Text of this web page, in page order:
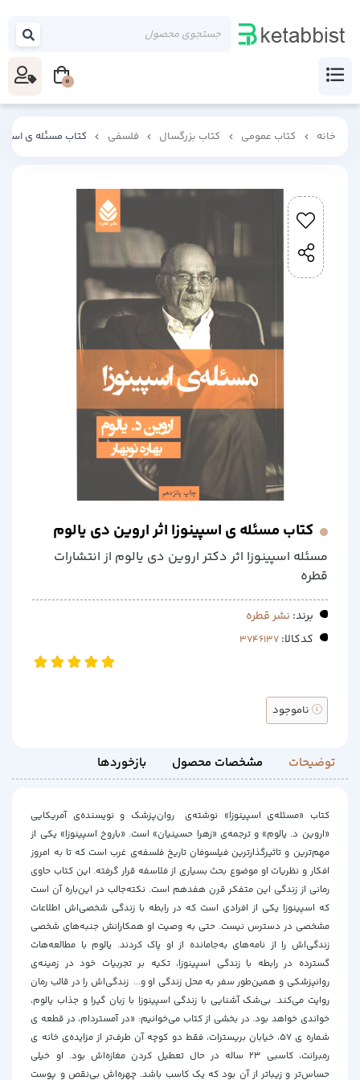
خانه کتاب عمومی کتاب بزرگسال فلسفی کتاب مسئله ی
کتاب مسئله ی اسپینوزا اثر اروین دی یالوم
مسئله اسپینوزا اثر دکتر اروین دی یالوم از انتشارات
قطره
برند: نشر قطره
کدکالا:
ناموجود
توضیحات مشخصات محصول بازخوردها
کتاب «مسئله‌ی اسپینوزا» نوشته‌ی روان‌پزشک و نویسنده‌ی آمریکایی
«اروین د. یالوم» و ترجمه‌ی «زهرا حسینیان» است. «باروخ اسپینوزا» یکی از
مهم‌ترین و تاثیرگذارترین فیلسوفان تاریخ فلسفه‌ی غرب است که تا به امروز
افکار و نظریات او موضوع بحث بسیاری از فلاسفه قرار گرفته. این کتاب حاوی
رمانی از زندگی این متفکر قرن هفدهم است. نکته‌جالب در این‌باره آن است
که اسپینوزا یکی از افرادی است که در رابطه با زندگی شخصی‌اش اطلاعات
مشخصی در دسترس نیست. حتی به وصیت او همکارانش جنبه‌های شخصی
زندگی‌اش را از نامه‌های به‌جامانده از او پاک کردند. یالوم با مطالعه‌هات
گسترده در رابطه با زندگی اسپینوزا، تکیه بر تجربیات خود در زمینه‌ی
روانپزشکی و همین‌طور سفر به محل زندگی او و... زندگی‌اش را در قالب رمان
روایت می‌کند. بی‌شک آشنایی با زندگی اسپینوزا با زبان گیرا و جذاب یالوم،
خواندی خواهد بود. در بخشی از کتاب می‌خوانیم: «در آمستردام، در قطعه ی
شماره ی ۵۷، خیابان بریسترات، فقط دو کوچه آن‌ طرف‌تر از مزایده‌ی خانه ی
رمبرانت، کاسبی ۲۳ ساله‌ در حال تعطیل کردن مغازه‌اش بود. او خیلی
حساس‌تر و زیباتر از آن بود که یک کاسب باشد. چهره‌اش بی‌نقص و پوست
0